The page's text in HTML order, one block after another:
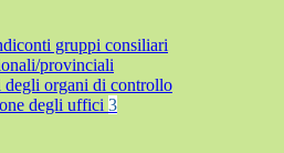
gruppi consiliari
provinciali
degli organi di controllo
degli uffici 3